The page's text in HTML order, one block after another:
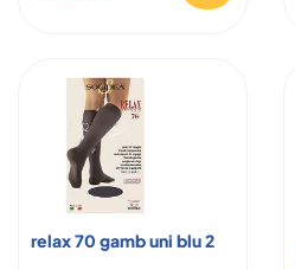
relax 70 gamb uni blu 2